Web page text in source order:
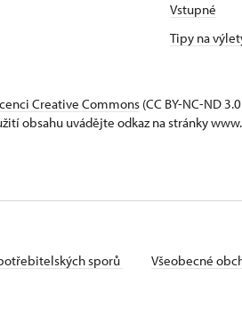
Vstupné
Tipy na
Creative Commons (CC BY-NC-ND
obsahu uvádějte odkaz na stránky
sporů
Všeobecné